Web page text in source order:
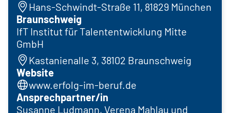
Hans-Schwindt-Straße 11, 81829 München
Braunschweig
IfT Institut für Talententwicklung Mitte
GmbH
Kastanienalle 3, 38102 Braunschweig
Website
www.erfolg-im-beruf.de
Ansprechpartner/in
Susanne Ludmann, Verena Mahlau und